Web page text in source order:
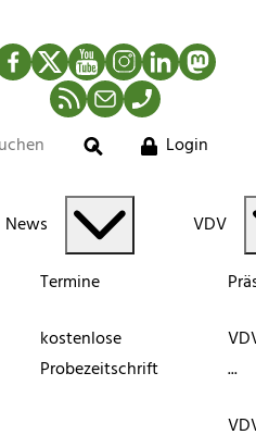
Facebook
TwitterYouTubeInstagram
LinkedIn
RSS-Newsfeed
MailTelefon
Login
News
Termine
kostenlose
Probezeitschrift
VDV
...